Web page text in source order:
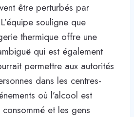
être perturbés par
souligne que
thermique offre une
qui est également
permettre aux autorités
dans les centres-
où l’alcool est
et les gens